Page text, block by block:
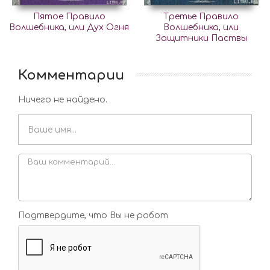
Пятое Правило
Волшебника, или Дух Огня
Третье Правило
Волшебника, или
Защитники Паствы
Комментарии
Ничего не найдено.
Подтвердите, что Вы не робот